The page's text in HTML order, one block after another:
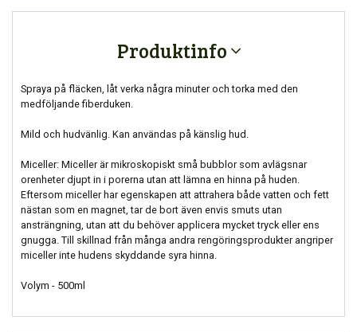
Produktinfo
Spraya på fläcken, låt verka några minuter och torka med den
medföljande fiberduken.
Mild och hudvänlig. Kan användas på känslig hud.
Miceller: Miceller är mikroskopiskt små bubblor som avlägsnar
orenheter djupt in i porerna utan att lämna en hinna på huden.
Eftersom miceller har egenskapen att attrahera både vatten och fett
nästan som en magnet, tar de bort även envis smuts utan
ansträngning, utan att du behöver applicera mycket tryck eller ens
gnugga. Till skillnad från många andra rengöringsprodukter angriper
miceller inte hudens skyddande syra hinna.
Volym - 500ml